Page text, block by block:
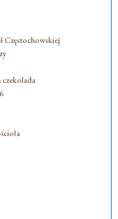
Częstochowskiej